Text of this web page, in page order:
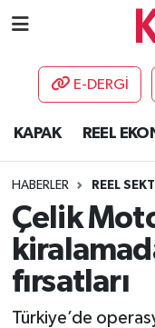
E-DERGİ
KAPAK REEL
HABERLER REEL
Çelik
fırsatları
Türkiye’de
AKADEMİ
DESTEK-
ETKİNLİK
GÜNCEL